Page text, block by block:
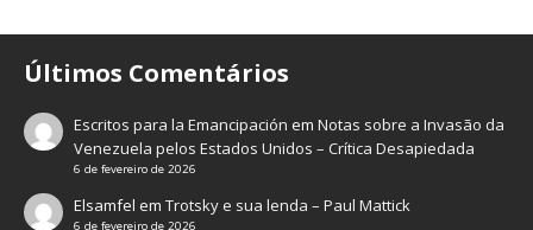
Últimos Comentários
Escritos para la Emancipación emNotas sobre a Invasão da
Venezuela pelos Estados Unidos – Crítica Desapiedada
6 de fevereiro de 2026
Elsamfel emTrotsky e sua lenda – Paul Mattick
6 de fevereiro de 2026